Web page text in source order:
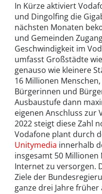
In Kürze aktiviert
und Dingolfing die
nächsten Monaten
und Gemeinden
Geschwindigkeit im
umfasst Großstädte
genauso wie kleinere
16 Millionen
Bürgerinnen und
Ausbaustufe dann
eigenen Anschluss zur
2022 steigt diese Zahl
Vodafone plant durch
Unitymedia innerhalb
insgesamt 50
Internet zu versorgen.
Ziele der
ganze drei Jahre